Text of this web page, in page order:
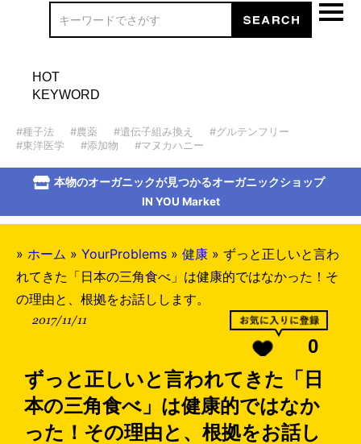
HOT
KEYWORD
#種子法 #農薬 #遺伝子組み換え
#グルテンフリー
#東洋医学
#添加物 #マヌカハニー
本物のオーガニックが見つかるオーガニックショップ
IN YOU Market
» ホーム » YourProblems » 健康 » ずっと正しいと言わ
れてきた「日本の三角食べ」は健康的ではなかった！そ
の理由と、根拠をお話しします。
2017/11/11
0
ずっと正しいと言われてきた「日
本の三角食べ」は健康的ではなか
った！その理由と、根拠をお話し